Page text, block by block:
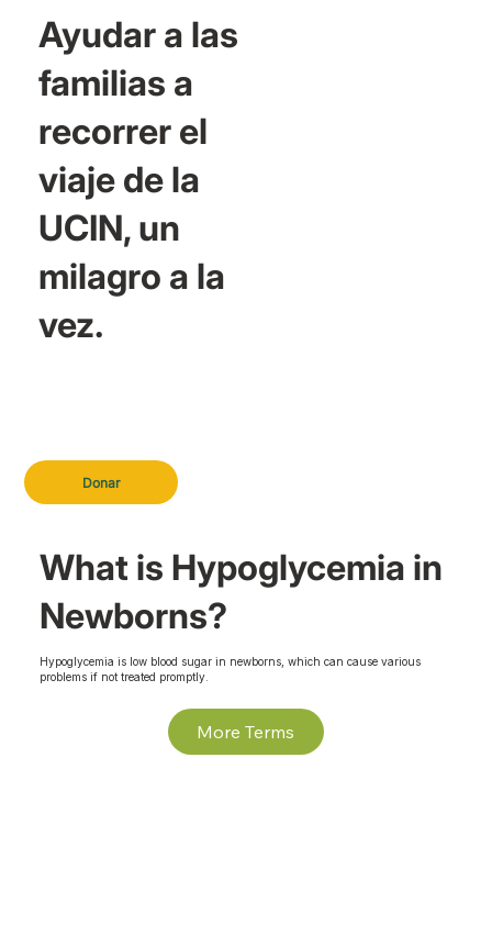
Donar
Ayudar a las
familias a
recorrer el
viaje de la
UCIN, un
milagro a la
vez.
What is Hypoglycemia in
Newborns?
Hypoglycemia is low blood sugar in newborns, which can cause various
problems if not treated promptly.
More Terms